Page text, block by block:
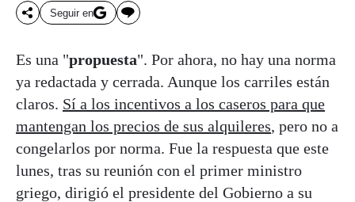
Seguir en
Es una "propuesta". Por ahora, no hay una norma
ya redactada y cerrada. Aunque los carriles están
claros. Sí a los incentivos a los caseros para que
mantengan los precios de sus alquileres, pero no a
congelarlos por norma. Fue la respuesta que este
lunes, tras su reunión con el primer ministro
griego, dirigió el presidente del Gobierno a su